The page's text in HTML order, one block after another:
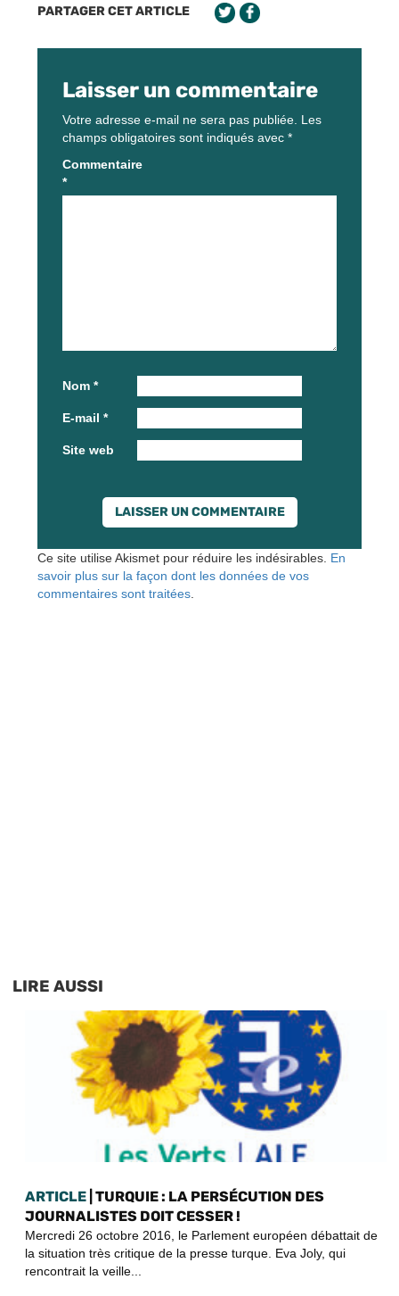
PARTAGER CET ARTICLE
Laisser un commentaire
Votre adresse e-mail ne sera pas publiée. Les
champs obligatoires sont indiqués avec *
Commentaire
*
Nom *
E-mail *
Site web
Ce site utilise Akismet pour réduire les indésirables. En
savoir plus sur la façon dont les données de vos
commentaires sont traitées
LIRE AUSSI
ARTICLE | TURQUIE : LA PERSÉCUTION DES
JOURNALISTES DOIT CESSER !
Mercredi 26 octobre 2016, le Parlement européen débattait de
la situation très critique de la presse turque. Eva Joly, qui
rencontrait la veille...